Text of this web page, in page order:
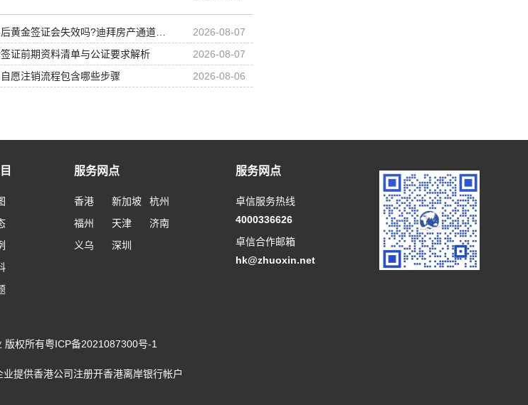
2026-08-07
证前期资料清单与公证要求解析
2026-08-07
愿注销流程包含哪些步骤 2026-08-06
服务网点
香港 新加坡
杭州
福州
天津
济南
义乌
深圳
服务网点
卓信服务热线
4000336626
卓信合作邮箱
hk@zhuoxin.net
版权所有粤ICP备2021087300号-1
业提供香港公司注册开香港离岸银行帐户